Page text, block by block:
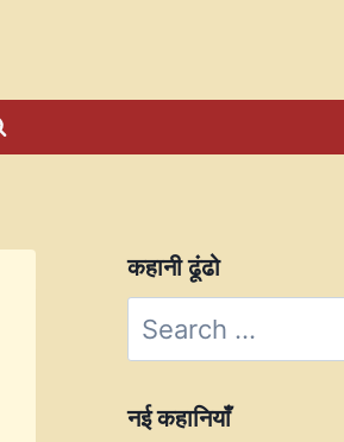
कहानी ढूंढो
Search
for:
नई कहानियाँ